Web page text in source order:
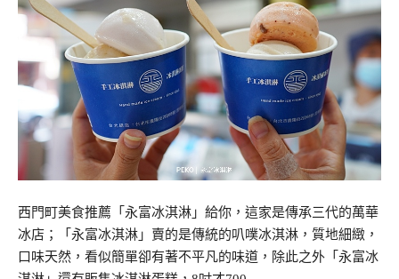
西門町美食推薦「永富冰淇淋」給你，這家是傳承三代的萬華
冰店；「永富冰淇淋」賣的是傳統的叭噗冰淇淋，質地細緻，
口味天然，看似簡單卻有著不平凡的味道，除此之外「永富冰